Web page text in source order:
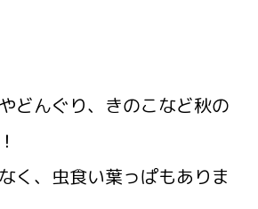
どんぐり、きのこなど秋の
く、虫食い葉っぱもありま